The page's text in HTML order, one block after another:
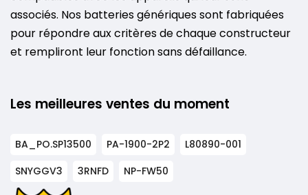
associés. Nos batteries génériques sont fabriquées
pour répondre aux critères de chaque constructeur
et rempliront leur fonction sans défaillance.
Les meilleures ventes du moment
BA_PO.SP13500 PA-1900-2P2
L80890-001
SNYGGV3
3RNFD NP-FW50